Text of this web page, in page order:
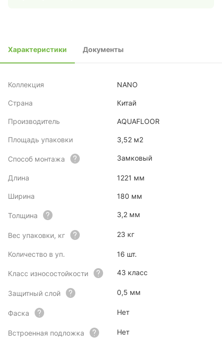
Характеристики Документы
Коллекция NANO
Страна Китай
Производитель AQUAFLOOR
Площадь упаковки 3,52 м2
Способ монтажа Замковый
Длина 1221 мм
Ширина 180 мм
Толщина 3,2 мм
Вес упаковки, кг 23 кг
Количество в уп. 16 шт.
Класс износостойкости 43 класс
Защитный слой 0,5 мм
Фаска Нет
Встроенная подложка Нет